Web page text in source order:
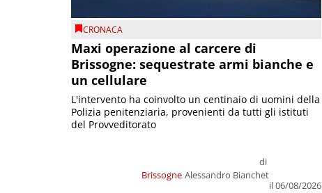
CRONACA
Maxi operazione al carcere di
Brissogne: sequestrate armi bianche e
un cellulare
Brissogne
di
Alessandro Bianchet
il 06/08/2026
L'intervento ha coinvolto un centinaio di uomini della
Polizia penitenziaria, provenienti da tutti gli istituti
del Provveditorato